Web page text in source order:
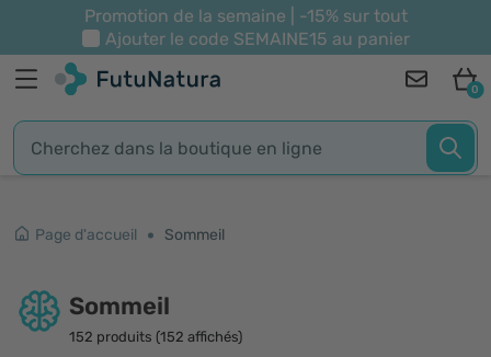
Promotion de la semaine | -15% sur tout
Ajouter le code SEMAINE15 au panier
0
Page d'accueil Sommeil
Sommeil
152 produits (152 affichés)